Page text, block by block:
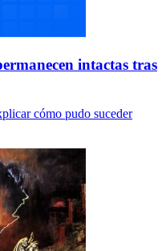
intactas tras
cómo pudo suceder